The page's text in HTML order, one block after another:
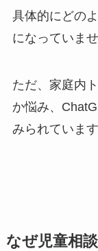
具体的にどの
になっていませ
ただ、家庭内
か悩み、
みられています
なぜ児童相